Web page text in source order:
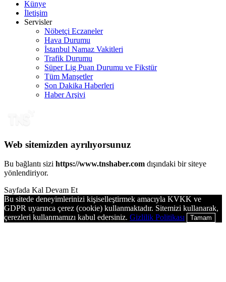
Künye
İletişim
Servisler
Nöbetçi Eczaneler
Hava Durumu
İstanbul Namaz Vakitleri
Trafik Durumu
Süper Lig Puan Durumu ve Fikstür
Tüm Manşetler
Son Dakika Haberleri
Haber Arşivi
Web sitemizden ayrılıyorsunuz
Bu bağlantı sizi https://www.tnshaber.com dışındaki bir siteye
yönlendiriyor.
Sayfada Kal Devam Et
Bu sitede deneyimlerinizi kişiselleştirmek amacıyla KVKK ve
GDPR uyarınca çerez (cookie) kullanmaktadır. Sitemizi kullanarak,
çerezleri kullanmamızı kabul edersiniz. Gizlilik Politikası Tamam